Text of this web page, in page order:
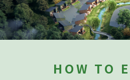
HOW TO